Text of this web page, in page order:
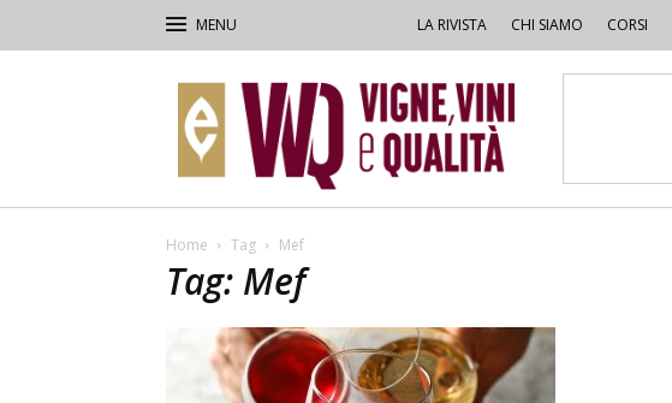
LA RIVISTA CHI SIAMO CORSI
–
Vigne,
Vini
&
Home Tag Mef
Tag: Mef